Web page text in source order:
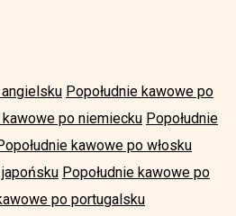
Popołudnie kawowe po
kawowe po niemiecku Popołudnie
kawowe po włosku
Popołudnie kawowe po
po portugalsku